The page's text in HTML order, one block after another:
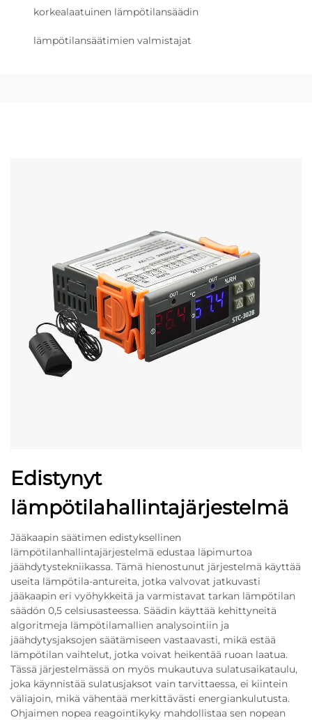
korkealaatuinen lämpötilansäädin
lämpötilansäätimien valmistajat
Edistynyt
lämpötilahallintajärjestelmä
Jääkaapin säätimen edistyksellinen
lämpötilanhallintajärjestelmä edustaa läpimurtoa
jäähdytystekniikassa. Tämä hienostunut järjestelmä käyttää
useita lämpötila-antureita, jotka valvovat jatkuvasti
jääkaapin eri vyöhykkeitä ja varmistavat tarkan lämpötilan
säädön 0,5 celsiusasteessa. Säädin käyttää kehittyneitä
algoritmeja lämpötilamallien analysointiin ja
jäähdytysjaksojen säätämiseen vastaavasti, mikä estää
lämpötilan vaihtelut, jotka voivat heikentää ruoan laatua.
Tässä järjestelmässä on myös mukautuva sulatusaikataulu,
joka käynnistää sulatusjaksot vain tarvittaessa, ei kiintein
väliajoin, mikä vähentää merkittävästi energiankulutusta.
Ohjaimen nopea reagointikyky mahdollistaa sen nopean